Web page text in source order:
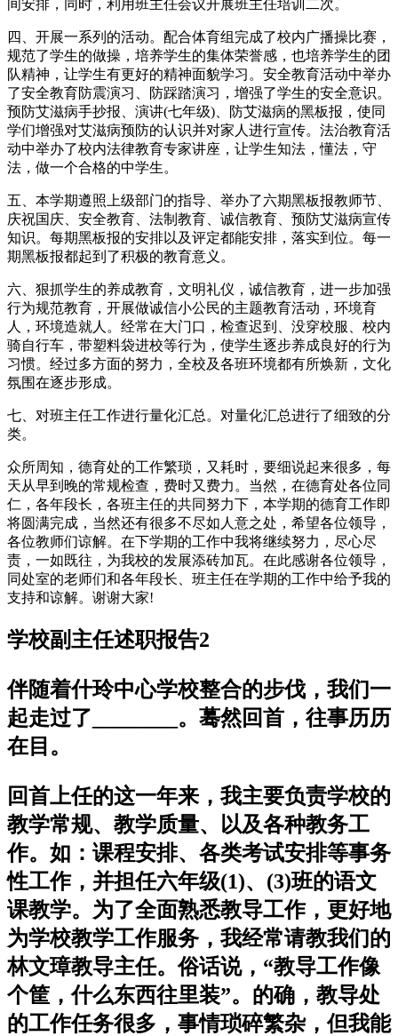
间安排，同时，利用班主任会议开展班主任培训二次。
四、开展一系列的活动。配合体育组完成了校内广播操比赛，
规范了学生的做操，培养学生的集体荣誉感，也培养学生的团
队精神，让学生有更好的精神面貌学习。安全教育活动中举办
了安全教育防震演习、防踩踏演习，增强了学生的安全意识。
预防艾滋病手抄报、演讲(七年级)、防艾滋病的黑板报，使同
学们增强对艾滋病预防的认识并对家人进行宣传。法治教育活
动中举办了校内法律教育专家讲座，让学生知法，懂法，守
法，做一个合格的中学生。
五、本学期遵照上级部门的指导、举办了六期黑板报教师节、
庆祝国庆、安全教育、法制教育、诚信教育、预防艾滋病宣传
知识。每期黑板报的安排以及评定都能安排，落实到位。每一
期黑板报都起到了积极的教育意义。
六、狠抓学生的养成教育，文明礼仪，诚信教育，进一步加强
行为规范教育，开展做诚信小公民的主题教育活动，环境育
人，环境造就人。经常在大门口，检查迟到、没穿校服、校内
骑自行车，带塑料袋进校等行为，使学生逐步养成良好的行为
习惯。经过多方面的努力，全校及各班环境都有所焕新，文化
氛围在逐步形成。
七、对班主任工作进行量化汇总。对量化汇总进行了细致的分
类。
众所周知，德育处的工作繁琐，又耗时，要细说起来很多，每
天从早到晚的常规检查，费时又费力。当然，在德育处各位同
仁，各年段长，各班主任的共同努力下，本学期的德育工作即
将圆满完成，当然还有很多不尽如人意之处，希望各位领导，
各位教师们谅解。在下学期的工作中我将继续努力，尽心尽
责，一如既往，为我校的发展添砖加瓦。在此感谢各位领导，
同处室的老师们和各年段长、班主任在学期的工作中给予我的
支持和谅解。谢谢大家!
学校副主任述职报告2
伴随着什玲中心学校整合的步伐，我们一
起走过了________。蓦然回首，往事历历
在目。
回首上任的这一年来，我主要负责学校的
教学常规、教学质量、以及各种教务工
作。如：课程安排、各类考试安排等事务
性工作，并担任六年级(1)、(3)班的语文
课教学。为了全面熟悉教导工作，更好地
为学校教学工作服务，我经常请教我们的
林文璋教导主任。俗话说，“教导工作像
个筐，什么东西往里装”。的确，教导处
的工作任务很多，事情琐碎繁杂，但我能